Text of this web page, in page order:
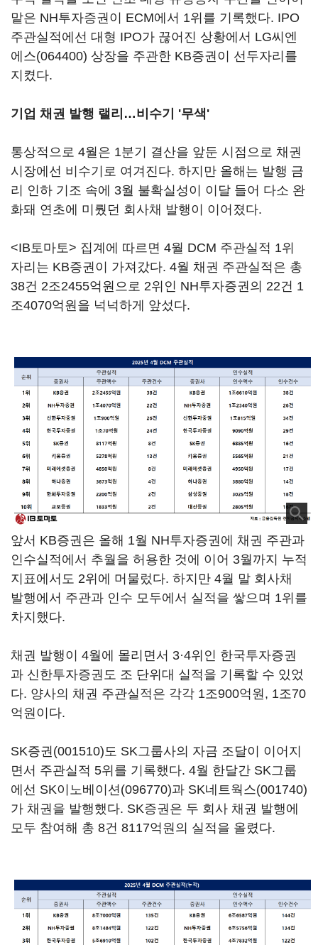
맡은 NH투자증권이 ECM에서 1위를 기록했다. IPO
주관실적에선 대형 IPO가 끊어진 상황에서 LG씨엔
에스(064400) 상장을 주관한 KB증권이 선두자리를
지켰다.
기업 채권 발행 랠리…비수기 '무색'
통상적으로 4월은 1분기 결산을 앞둔 시점으로 채권
시장에선 비수기로 여겨진다. 하지만 올해는 발행 금
리 인하 기조 속에 3월 불확실성이 이달 들어 다소 완
화돼 연초에 미뤘던 회사채 발행이 이어졌다.
<IB토마토> 집계에 따르면 4월 DCM 주관실적 1위
자리는 KB증권이 가져갔다. 4월 채권 주관실적은 총
38건 2조2455억원으로 2위인 NH투자증권의 22건 1
조4070억원을 넉넉하게 앞섰다.
앞서 KB증권은 올해 1월 NH투자증권에 채권 주관과
인수실적에서 추월을 허용한 것에 이어 3월까지 누적
지표에서도 2위에 머물렀다. 하지만 4월 말 회사채
발행에서 주관과 인수 모두에서 실적을 쌓으며 1위를
차지했다.
채권 발행이 4월에 몰리면서 3·4위인 한국투자증권
과 신한투자증권도 조 단위대 실적을 기록할 수 있었
다. 양사의 채권 주관실적은 각각 1조900억원, 1조70
억원이다.
SK증권(001510) 도 SK그룹사의 자금 조달이 이어지
면서 주관실적 5위를 기록했다. 4월 한달간 SK그룹
에선 SK이노베이션(096770)과 SK네트웍스(001740)
가 채권을 발행했다. SK증권은 두 회사 채권 발행에
모두 참여해 총 8건 8117억원의 실적을 올렸다.